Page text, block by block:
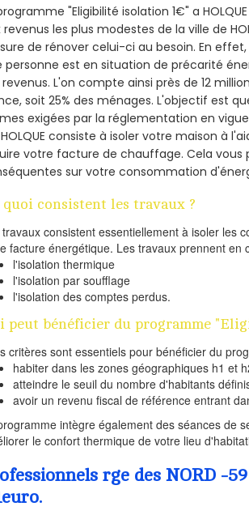
"Eligibilité isolation 1€" a
revenus les plus modestes de la ville de
de rénover celui-ci au besoin. En
personne est en situation de précarité
revenus. L'on compte ainsi près de 12
soit 25% des ménages.L'objectif est
exigées par la réglementation en
consiste à isoler votre maison à
votre facture de chauffage. Cela vous
sur votre consommation
quoi consistent les travaux ?
travaux consistent essentiellement à isoler les
facture énergétique. Les travaux prennent en
l'isolation thermique
l'isolation par soufflage
l'isolation des comptes perdus.
peut bénéficier du programme
critères sont essentiels pour bénéficier du
habiter dans les zones géographiques h1 et
atteindre le seuil du nombre d'habitants
avoir un revenu fiscal de référence entrant
intègre également des séances de
le confort thermique de votre lieu
rge des NORD -